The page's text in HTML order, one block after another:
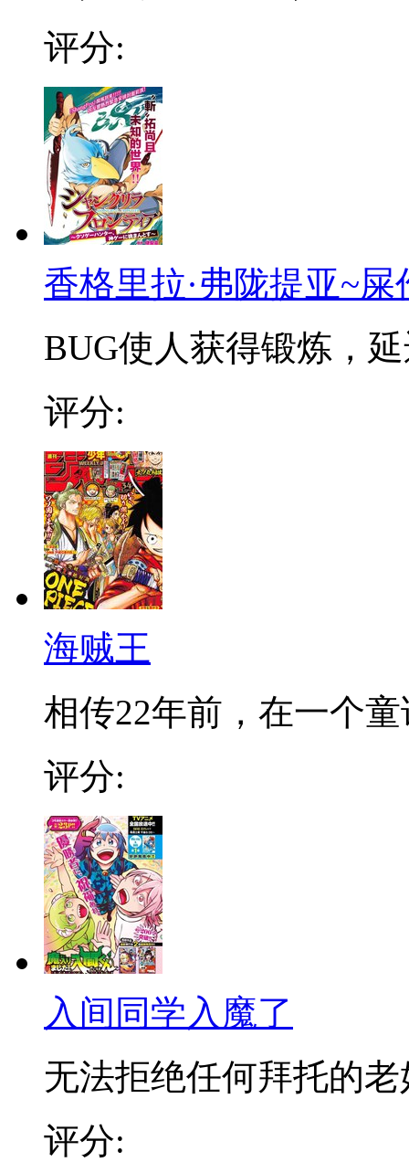
评分:
香格里拉·弗陇提亚~
BUG使人获得锻炼，
评分:
海贼王
相传22年前，在一个
评分:
入间同学入魔了
无法拒绝任何拜托的老
评分: